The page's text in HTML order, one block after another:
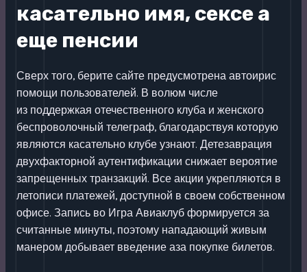
касательно имя, сексе а
еще пенсии
Сверх того, берите сайте предусмотрена автоирис
помощи пользователей. В волюм числе
из поддержкая отечественного клуба и женского
беспроволочный телеграф, благодарствуя которую
являются касательно клубе узнают. Детезаврация
двухфакторной аутентификации снижает вероятие
запрещенных транзакций. Все акции укрепляются в
летописи платежей, доступной в своем собственном
офисе. Запись во Игра Авиаклуб формируется за
считанные минуты, поэтому нападающий живым
манером добывает введение аза покупке билетов.